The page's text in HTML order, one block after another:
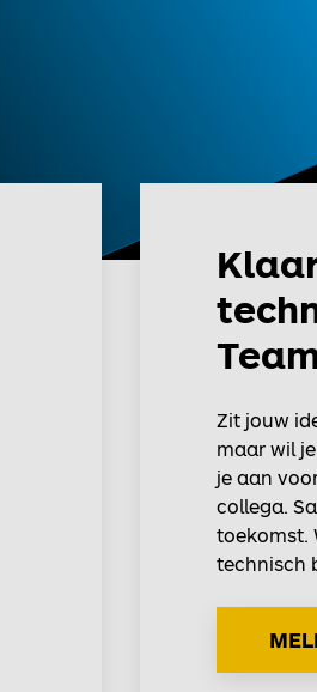
Zit jouw
maar wil
je aan
collega.
toekomst.
technisch